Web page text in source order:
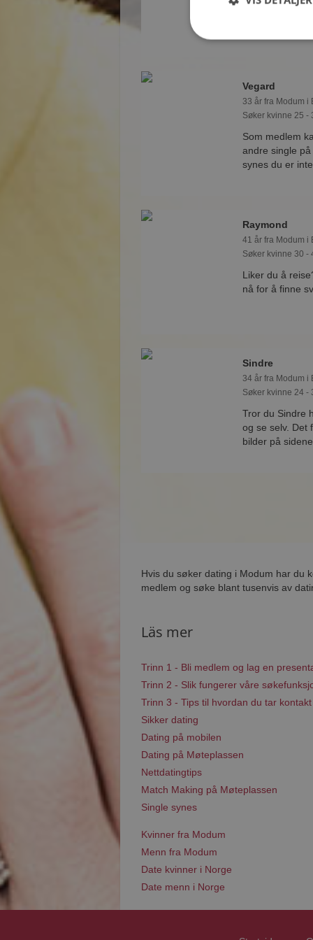
Vegard
33 år fra Modum i
Søker kvinne 25 -
Som medlem
andre single
synes du er
Raymond
41 år fra Modum i
Søker kvinne 30 -
Liker du å
nå for å finne
Sindre
34 år fra Modum i
Søker kvinne 24 -
Tror du Sindre
og se selv. Det
bilder på sidene.
Hvis du søker dating i Modum har du
medlem og søke blant tusenvis av
Läs mer
Trinn 1 - Bli medlem og lag en
Trinn 2 - Slik fungerer våre
Trinn 3 - Tips til hvordan du tar kontakt
Sikker dating
Dating på mobilen
Dating på Møteplassen
Nettdatingtips
Match Making på Møteplassen
Single synes
Kvinner fra Modum
Menn fra Modum
Date kvinner i Norge
Date menn i Norge